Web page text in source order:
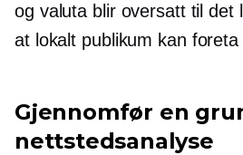
og valuta blir oversatt til det
at lokalt publikum kan
Gjennomfør en
nettstedsanalyse